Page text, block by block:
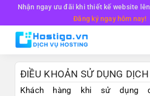
content
Nhận ngay ưu đãi khi thiết kế website
Đăng ký ngay hôm nay!
ĐIỀU KHOẢN SỬ DỤNG DỊCH
Khách hàng khi sử dụng